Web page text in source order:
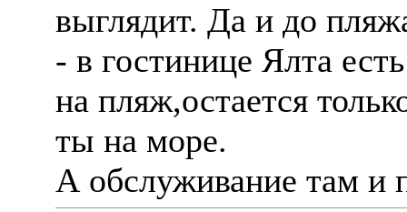
выглядит. Да и до
- в гостинице Ялта
на пляж,остается
ты на море.
А обслуживание там и